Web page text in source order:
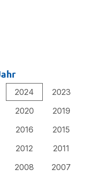
2024
2023
2020
2019
2016
2015
2012
2011
2008
2007